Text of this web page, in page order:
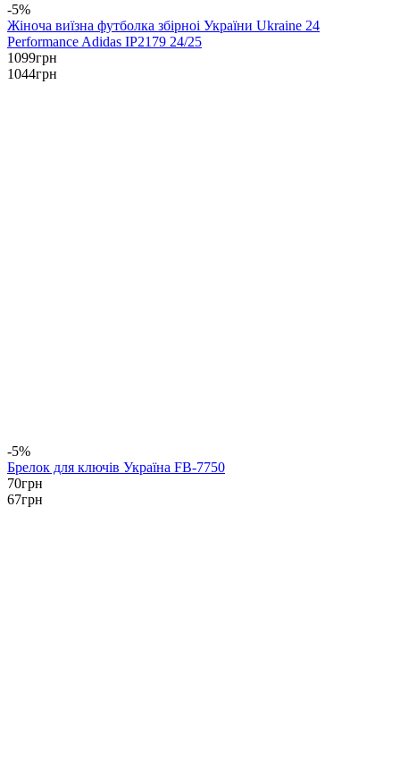
-5%
Жіноча виїзна футболка збірноі України Ukraine 24
Performance Adidas IP2179 24/25
1099грн
1044грн
-5%
Брелок для ключів Україна FB-7750
70грн
67грн